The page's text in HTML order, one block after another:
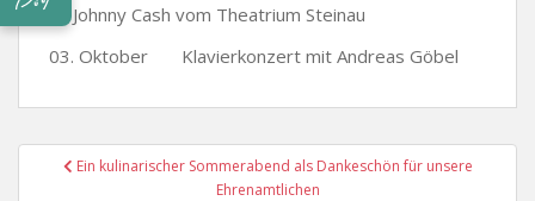
an Johnny Cash vom Theatrium Steinau
03. Oktober Klavierkonzert mit Andreas Göbel
Beitragsnavigation
Ein kulinarischer Sommerabend als Dankeschön für unsere
Ehrenamtlichen